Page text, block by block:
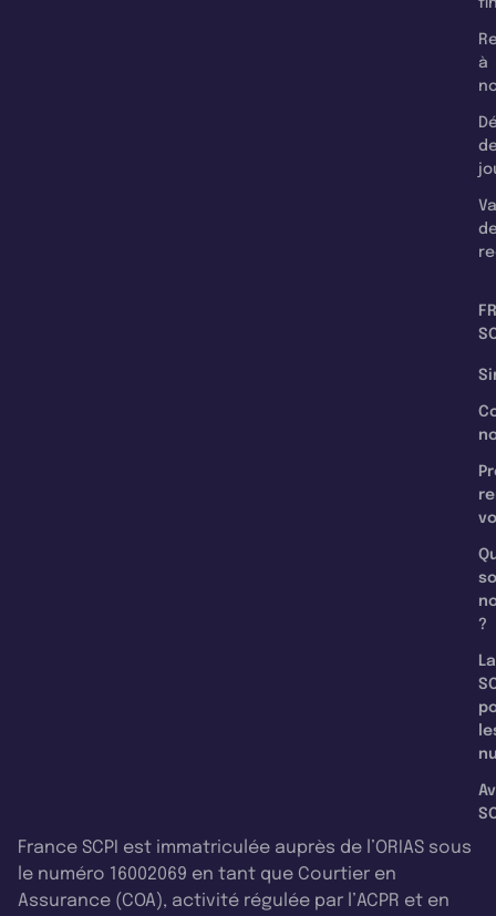
à
?
La
France SCPI est immatriculée auprès de l’ORIAS sous
le numéro 16002069 en tant que Courtier en
Assurance (COA), activité régulée par l’ACPR et en